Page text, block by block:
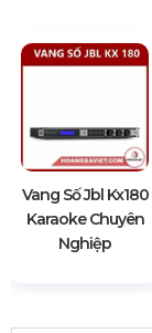
Vang Số Jbl Kx180
Karaoke Chuyên
Nghiệp